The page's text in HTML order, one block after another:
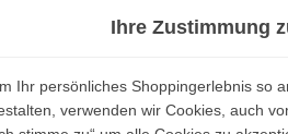
ZEIGEN
Unsere
Ihre Zustimmung
Ihr persönliches Shoppingerlebnis so
verwenden wir Cookies, auch